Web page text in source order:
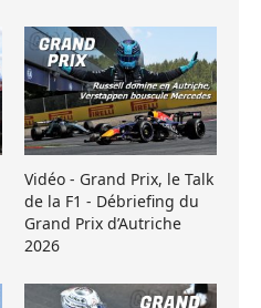
Vidéo - Grand Prix, le Talk
de la F1 - Débriefing du
Grand Prix d’Autriche
2026